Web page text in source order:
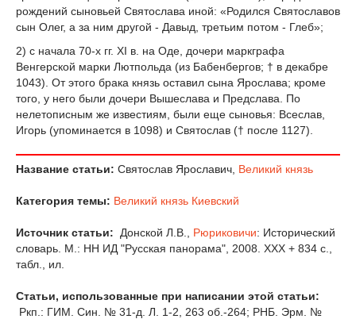
рождений сыновьей Святослава иной: «Родился Святославов
сын Олег, а за ним другой - Давыд, третьим потом - Глеб»;
2) с начала 70-х гг. XI в. на Оде, дочери маркграфа
Венгерской марки Лютпольда (из Бабенбергов; † в декабре
1043). От этого брака князь оставил сына Ярослава; кроме
того, у него были дочери Вышеслава и Предслава. По
нелетописным же известиям, были еще сыновья: Всеслав,
Игорь (упоминается в 1098) и Святослав († после 1127).
Название статьи: Святослав Ярославич, Великий князь
Категория темы: Великий князь Киевский
Источник статьи: Донской Л.В., Рюриковичи: Исторический
словарь. М.: НН ИД "Русская панорама", 2008. XXX + 834 с.,
табл., ил.
Статьи, использованные при написании этой статьи:
Ркп.: ГИМ. Син. № 31-д. Л. 1-2, 263 об.-264; РНБ. Эрм. №